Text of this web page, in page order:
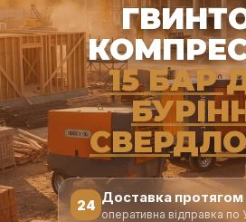
15 БАР
24 Доставка протягом
оперативна відправка по